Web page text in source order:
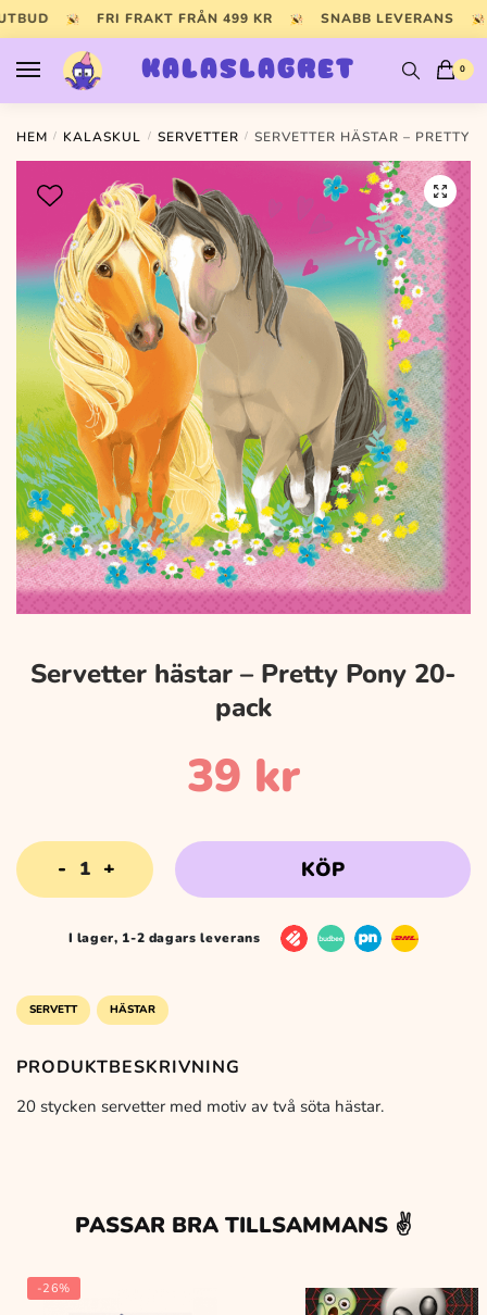
Skip
to
navigation
Skip
to
content
FRI FRAKT FRÅN 499 KR SNABB LEVERANS
KALASLAGRET 0
HEM / KALASKUL / SERVETTER / SERVETTER HÄSTAR – PRETTY
🔍
Servetter hästar – Pretty Pony 20-
pack
39 kr
hästar
-
Pretty
pack
KÖP
I lager, 1-2 dagars leverans
SERVETT HÄSTAR
PRODUKTBESKRIVNING
20 stycken servetter med motiv av två söta hästar.
PASSAR BRA TILLSAMMANS ✌️
-26%